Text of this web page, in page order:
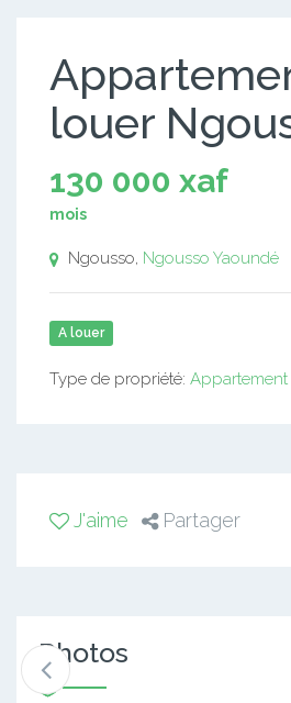
louer
130 000 xaf
mois
Ngousso, Ngousso Yaoundé
A louer
Type de propriété: Appartement
J'aime Partager
Photos